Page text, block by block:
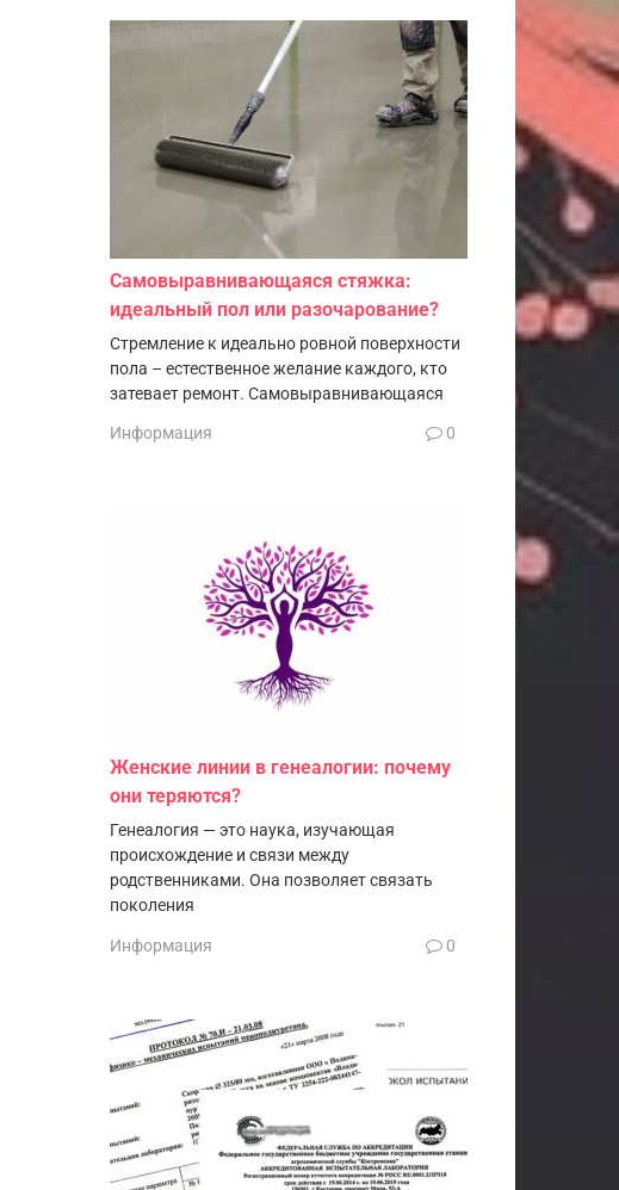
Самовыравнивающаяся стяжка:
идеальный пол или разочарование?
Стремление к идеально ровной поверхности
пола – естественное желание каждого, кто
затевает ремонт. Самовыравнивающаяся
Информация 0
Женские линии в генеалогии: почему
они теряются?
Генеалогия — это наука, изучающая
происхождение и связи между
родственниками. Она позволяет связать
поколения
Информация 0